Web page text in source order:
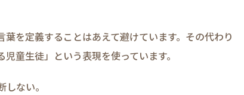
を定義することはあえて避けています。その代わり
童生徒」という表現を使っています。
ない。